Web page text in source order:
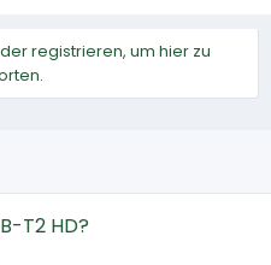
registrieren, um hier zu
T2 HD?